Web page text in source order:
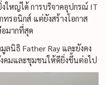
ใหญ่ได้ การบริจาคอุปกรณ์ IT
รอนิกส์ แต่ยังสร้างโอกาส
มากที่สุด
ลนิธิ Father Ray และยังคง
คมและชุมชนให้ดียิ่งขึ้นต่อไป